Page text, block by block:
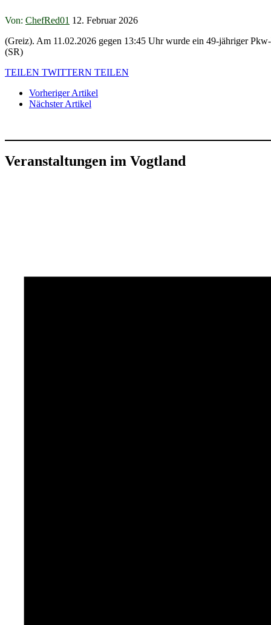
Von: ChefRed01 12. Februar 2026
(Greiz). Am 11.02.2026 gegen 13:45 Uhr wurde ein 49-jähriger
(SR)
TEILEN TWITTERN TEILEN
Vorheriger Artikel
Nächster Artikel
Veranstaltungen im Vogtland